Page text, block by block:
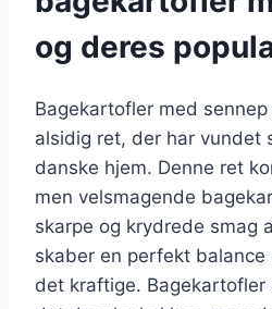
og deres
Bagekartofler med
alsidig ret, der har vundet
danske hjem. Denne ret
men velsmagende
skarpe og krydrede smag
skaber en perfekt
det kraftige.